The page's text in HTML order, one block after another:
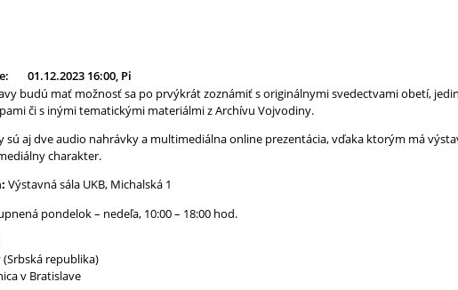
01.12.2023 16:00, Pi
budú mať možnosť sa po prvýkrát zoznámiť s originálnymi svedectvami obetí,
či s inými tematickými materiálmi z Archívu Vojvodiny.
sú aj dve audio nahrávky a multimediálna online prezentácia, vďaka ktorým má
charakter.
Výstavná sála UKB, Michalská 1
pondelok – nedeľa, 10:00 – 18:00 hod.
republika)
v Bratislave